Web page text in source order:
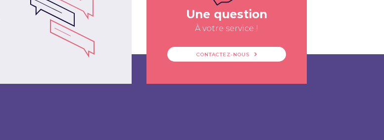
Une question
À votre service !
CONTACTEZ-NOUS